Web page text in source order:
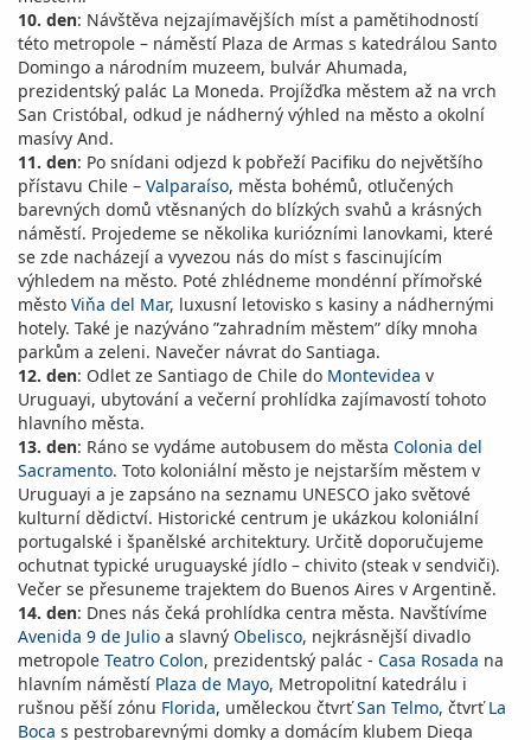
10. den: Návštěva nejzajímavějších míst a pamětihodností
této metropole – náměstí Plaza de Armas s katedrálou Santo
Domingo a národním muzeem, bulvár Ahumada,
prezidentský palác La Moneda. Projížďka městem až na vrch
San Cristóbal, odkud je nádherný výhled na město a okolní
masívy And.
11. den: Po snídani odjezd k pobřeží Pacifiku do největšího
přístavu Chile – Valparaíso, města bohémů, otlučených
barevných domů vtěsnaných do blízkých svahů a krásných
náměstí. Projedeme se několika kuriózními lanovkami, které
se zde nacházejí a vyvezou nás do míst s fascinujícím
výhledem na město. Poté zhlédneme mondénní přímořské
město Viňa del Mar, luxusní letovisko s kasiny a nádhernými
hotely. Také je nazýváno ”zahradním městem” díky mnoha
parkům a zeleni. Navečer návrat do Santiaga.
12. den: Odlet ze Santiago de Chile do Montevidea v
Uruguayi, ubytování a večerní prohlídka zajímavostí tohoto
hlavního města.
13. den: Ráno se vydáme autobusem do města Colonia del
Sacramento. Toto koloniální město je nejstarším městem v
Uruguayi a je zapsáno na seznamu UNESCO jako světové
kulturní dědictví. Historické centrum je ukázkou koloniální
portugalské i španělské architektury. Určitě doporučujeme
ochutnat typické uruguayské jídlo – chivito (steak v sendviči).
Večer se přesuneme trajektem do Buenos Aires v Argentině.
14. den: Dnes nás čeká prohlídka centra města. Navštívíme
Avenida 9 de Julio a slavný Obelisco, nejkrásnější divadlo
metropole Teatro Colon, prezidentský palác - Casa Rosada na
hlavním náměstí Plaza de Mayo, Metropolitní katedrálu i
rušnou pěší zónu Florida, uměleckou čtvrťSan Telmo, čtvrťLa
Boca s pestrobarevnými domky a domácím klubem Diega